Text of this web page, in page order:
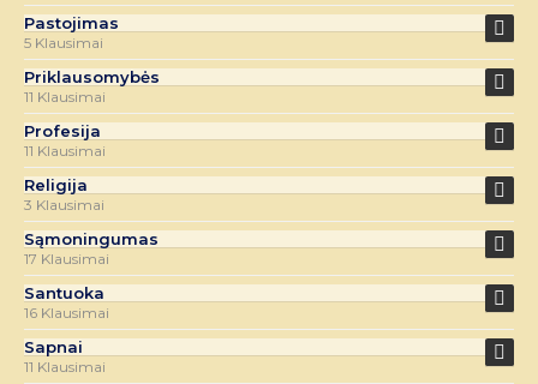
Pastojimas
5 Klausimai
Priklausomybės
11 Klausimai
Profesija
11 Klausimai
Religija
3 Klausimai
Sąmoningumas
17 Klausimai
Santuoka
16 Klausimai
Sapnai
11 Klausimai